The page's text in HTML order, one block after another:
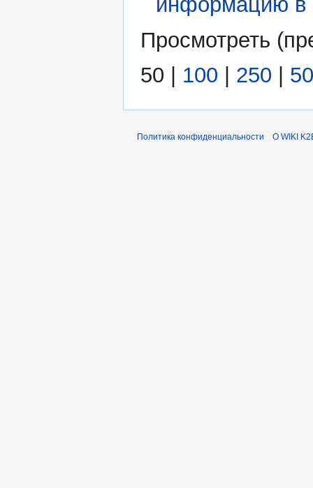
Просмотреть (
50
100 250
Политика конфиденциальности О WIKI